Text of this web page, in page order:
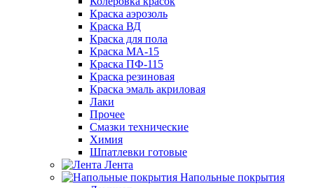
Краска аэрозоль
Краска ВД
Краска для пола
Краска МА-15
Краска ПФ-115
Краска резиновая
Краска эмаль акриловая
Лаки
Прочее
Смазки технические
Химия
Шпатлевки готовые
Лента
Напольные покрытия